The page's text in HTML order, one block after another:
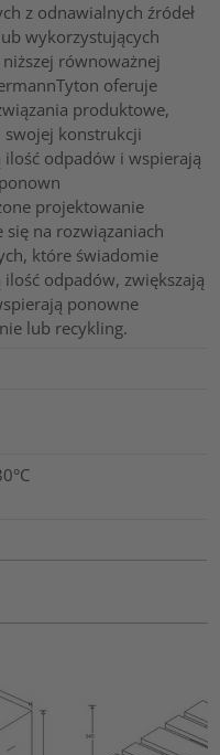
z odnawialnych źródeł
wykorzystujących
niższej równoważnej
oferuje
produktowe,
swojej konstrukcji
ilość odpadów i wspierają
projektowanie
się na rozwiązaniach
które świadomie
ilość odpadów, zwiększają
ponowne
lub recykling.